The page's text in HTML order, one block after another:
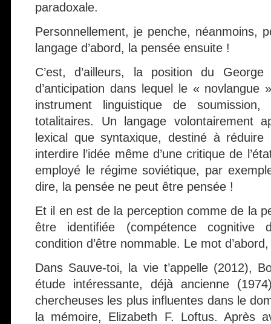
paradoxale.
Personnellement, je penche, néanmoins,
langage d’abord, la pensée ensuite !
C’est, d’ailleurs, la position du
d’anticipation dans lequel le « novlangue
instrument linguistique de
totalitaires. Un langage volontairement
lexical que syntaxique, destiné à
interdire l’idée même d’une critique de
employé le régime soviétique, par
dire, la pensée ne peut être pensée !
Et il en est de la perception comme de la
être identifiée (compétence cognitive
condition d’être nommable. Le mot
Dans Sauve-toi, la vie t’appelle (2012),
étude intéressante, déjà ancienne
chercheuses les plus influentes dans le
la mémoire, Elizabeth F. Loftus. Après